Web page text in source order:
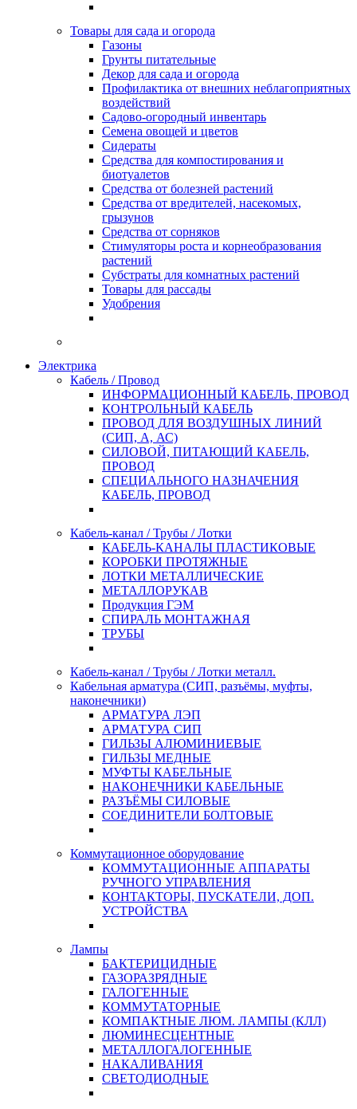
Товары для сада и огорода
Газоны
Грунты питательные
Декор для сада и огорода
Профилактика от внешних неблагоприятных
воздействий
Садово-огородный инвентарь
Семена овощей и цветов
Сидераты
Средства для компостирования и
биотуалетов
Средства от болезней растений
Средства от вредителей, насекомых,
грызунов
Средства от сорняков
Стимуляторы роста и корнеобразования
растений
Субстраты для комнатных растений
Товары для рассады
Удобрения
Электрика
Кабель / Провод
ИНФОРМАЦИОННЫЙ КАБЕЛЬ, ПРОВОД
КОНТРОЛЬНЫЙ КАБЕЛЬ
ПРОВОД ДЛЯ ВОЗДУШНЫХ ЛИНИЙ
(СИП, А, АС)
СИЛОВОЙ, ПИТАЮЩИЙ КАБЕЛЬ,
ПРОВОД
СПЕЦИАЛЬНОГО НАЗНАЧЕНИЯ
КАБЕЛЬ, ПРОВОД
Кабель-канал / Трубы / Лотки
КАБЕЛЬ-КАНАЛЫ ПЛАСТИКОВЫЕ
КОРОБКИ ПРОТЯЖНЫЕ
ЛОТКИ МЕТАЛЛИЧЕСКИЕ
МЕТАЛЛОРУКАВ
Продукция ГЭМ
СПИРАЛЬ МОНТАЖНАЯ
ТРУБЫ
Кабель-канал / Трубы / Лотки металл.
Кабельная арматура (СИП, разъёмы, муфты,
наконечники)
АРМАТУРА ЛЭП
АРМАТУРА СИП
ГИЛЬЗЫ АЛЮМИНИЕВЫЕ
ГИЛЬЗЫ МЕДНЫЕ
МУФТЫ КАБЕЛЬНЫЕ
НАКОНЕЧНИКИ КАБЕЛЬНЫЕ
РАЗЪЁМЫ СИЛОВЫЕ
СОЕДИНИТЕЛИ БОЛТОВЫЕ
Коммутационное оборудование
КОММУТАЦИОННЫЕ АППАРАТЫ
РУЧНОГО УПРАВЛЕНИЯ
КОНТАКТОРЫ, ПУСКАТЕЛИ, ДОП.
УСТРОЙСТВА
Лампы
БАКТЕРИЦИДНЫЕ
ГАЗОРАЗРЯДНЫЕ
ГАЛОГЕННЫЕ
КОММУТАТОРНЫЕ
КОМПАКТНЫЕ ЛЮМ. ЛАМПЫ (КЛЛ)
ЛЮМИНЕСЦЕНТНЫЕ
МЕТАЛЛОГАЛОГЕННЫЕ
НАКАЛИВАНИЯ
СВЕТОДИОДНЫЕ